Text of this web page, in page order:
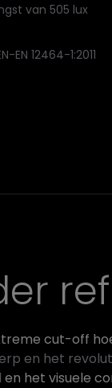
van 505 lux
EN 12464-1:2011
cut-off
en het
en het visuele